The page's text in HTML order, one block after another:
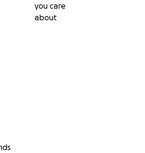
you care
about